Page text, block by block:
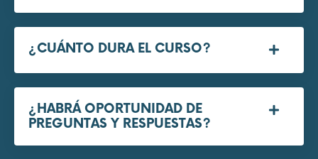
¿CUÁNTO DURA EL CURSO?
¿HABRÁ OPORTUNIDAD DE
PREGUNTAS Y RESPUESTAS?